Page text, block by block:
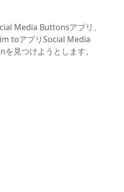
Media Buttonsアプリ、
toアプリSocial Media
見つけようとします。